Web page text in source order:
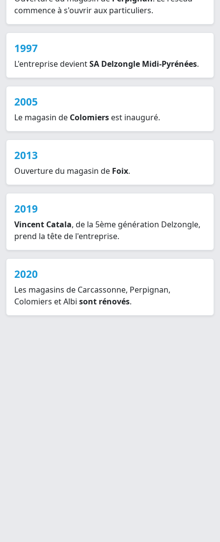
commence à s'ouvrir aux particuliers.
1997
L'entreprise devientSA Delzongle Midi-Pyrénées.
2005
Le magasin de Colomiers est inauguré.
2013
Ouverture du magasin de Foix.
2019
Vincent Catala, de la 5ème génération Delzongle,
prend la tête de l'entreprise.
2020
Les magasins de Carcassonne, Perpignan,
Colomiers et Albi sont rénovés.